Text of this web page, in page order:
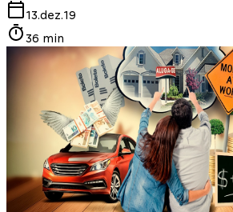
13.dez.19
36 min